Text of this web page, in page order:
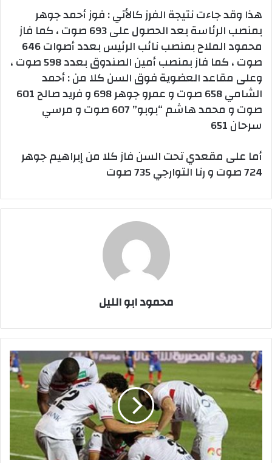
هذا وقد جاءت نتيجة الفرز كالأتي : فوز أحمد جوهر
بمنصب الرئاسة بعد الحصول على 693 صوت ، كما فاز
محمود الملاح بمنصب نائب الرئيس بعدد أصوات 646
صوت ، كما فاز بمنصب أمين الصندوق بعدد 598 صوت ،
وعلى مقاعد العضوية فوق السن كلا من : أحمد
الشامي 658 صوت و عمرو جوهر 698 و فريد صالح 601
صوت و محمد هاشم “بوبو” 607 صوت و مرسي
سرحان 651
أما على مقعدي تحت السن فاز كلا من إبراهيم جوهر
724 صوت و رنا التوارجي 735 صوت
محمود ابو الليل
الزمالك
يدك
بتروجت
بثلاثية
نظيفة